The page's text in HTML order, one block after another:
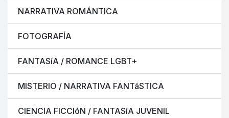
NARRATIVA ROMÁNTICA
FOTOGRAFÍA
FANTASíA / ROMANCE LGBT+
MISTERIO / NARRATIVA FANTáSTICA
CIENCIA FICCIóN / FANTASíA JUVENIL